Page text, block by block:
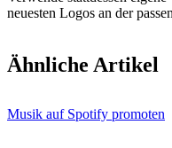
neuesten Logos an der
Ähnliche Artikel
Musik auf Spotify promoten